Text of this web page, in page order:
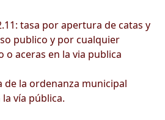
tasa por apertura de catas y
publico y por cualquier
aceras en la via publica
la ordenanza municipal
vía pública.